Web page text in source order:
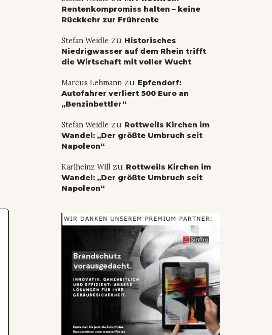
Rentenkompromiss halten – keine
Rückkehr zur Frührente
Stefan Weidle zu Historisches
Niedrigwasser auf dem Rhein trifft
die Wirtschaft mit voller Wucht
Marcus Lehmannzu Epfendorf:
Autofahrer verliert 500 Euro an
„Benzinbettler“
Stefan Weidle zu Rottweils Kirchen im
Wandel: „Der größte Umbruch seit
Napoleon“
Karlheinz Willzu Rottweils Kirchen im
Wandel: „Der größte Umbruch seit
Napoleon“